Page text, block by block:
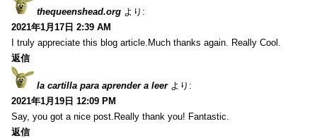
thequeenshead.org より:
2021年1月17日 2:39 AM
I truly appreciate this blog article.Much thanks again. Really Cool.
返信
la cartilla para aprender a leer より:
2021年1月19日 12:09 PM
Say, you got a nice post.Really thank you! Fantastic.
返信